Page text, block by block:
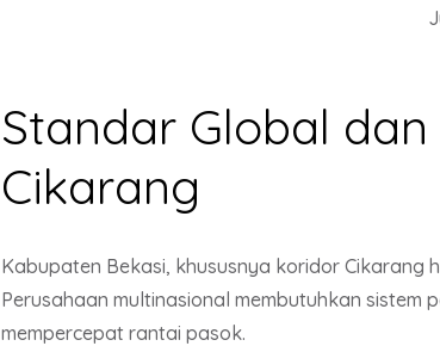
Standar Global
Cikarang
Kabupaten Bekasi, khususnya koridor Cikarang
Perusahaan multinasional membutuhkan
mempercepat rantai pasok.